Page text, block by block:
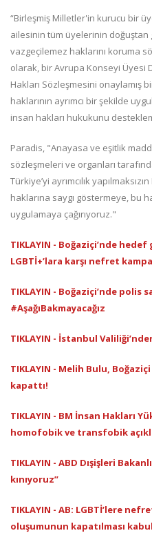
“Birleşmiş Milletler'in kurucu bir
ailesinin tüm üyelerinin
vazgeçilemez haklarını koruma
olarak, bir Avrupa Konseyi Üyesi
Hakları Sözleşmesini onaylamış
haklarının ayrımcı bir şekilde
insan hakları hukukunu
Paradis, "Anayasa ve eşitlik
sözleşmeleri ve organları
Türkiye’yi ayrımcılık
haklarına saygı göstermeye, bu
uygulamaya çağırıyoruz."
TIKLAYIN - Boğaziçi’nde
LGBTİ+’lara karşı nefret
TIKLAYIN - Boğaziçi’nde polis
#AşağıBakmayacağız
TIKLAYIN - İstanbul
TIKLAYIN - Melih Bulu, Boğaziçi
kapattı!
TIKLAYIN - BM İnsan Hakları
homofobik ve transfobik
TIKLAYIN - ABD Dışişleri
kınıyoruz”
TIKLAYIN - AB: LGBTİ’lere
oluşumunun kapatılması